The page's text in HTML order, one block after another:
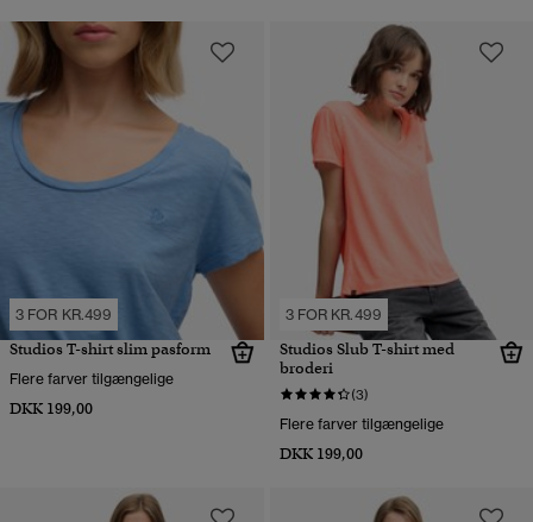
3 FOR KR.499
Studios T-shirt slim pasform
Flere farver tilgængelige
DKK 199,00
3 FOR KR.499
Studios Slub T-shirt med
broderi
(3)
Flere farver tilgængelige
DKK 199,00